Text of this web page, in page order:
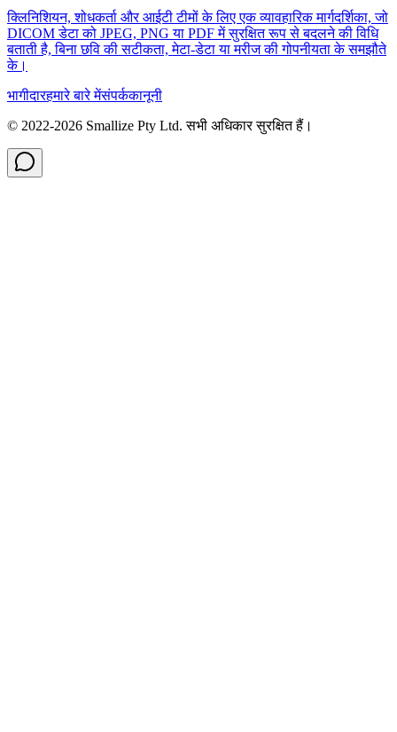
क्लिनिशियन, शोधकर्ता और आईटी टीमों के लिए एक व्यावहारिक मार्गदर्शिका, जो
DICOM डेटा को JPEG, PNG या PDF में सुरक्षित रूप से बदलने की विधि
बताती है, बिना छवि की सटीकता, मेटा‑डेटा या मरीज की गोपनीयता के समझौते
के।
भागीदारहमारे बारे मेंसंपर्ककानूनी
© 2022-2026 Smallize Pty Ltd.सभी अधिकार सुरक्षित हैं।